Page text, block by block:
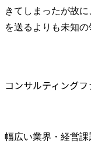
きてしまったが故
を送るよりも未知
コンサルティング
幅広い業界・経営